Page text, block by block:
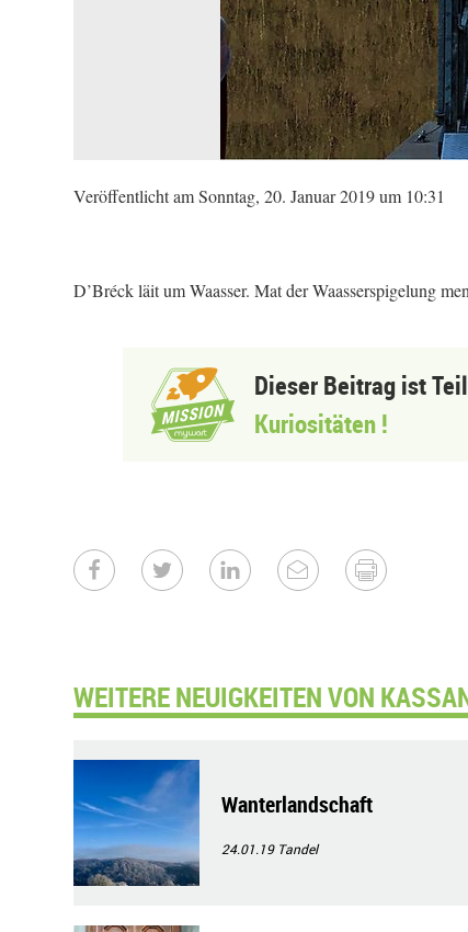
Veröffentlicht am Sonntag, 20. Januar 2019 um 10:31
D’Bréck läit um Waasser. Mat der Waasserspigelung
Dieser Beitrag ist
Kuriositäten !
WEITERE NEUIGKEITEN VON
Wanterlandschaft
24.01.19 Tandel